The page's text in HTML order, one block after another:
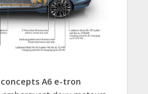
concepts A6 e-tron